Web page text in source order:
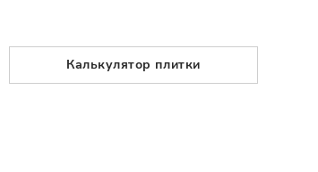
Калькулятор плитки